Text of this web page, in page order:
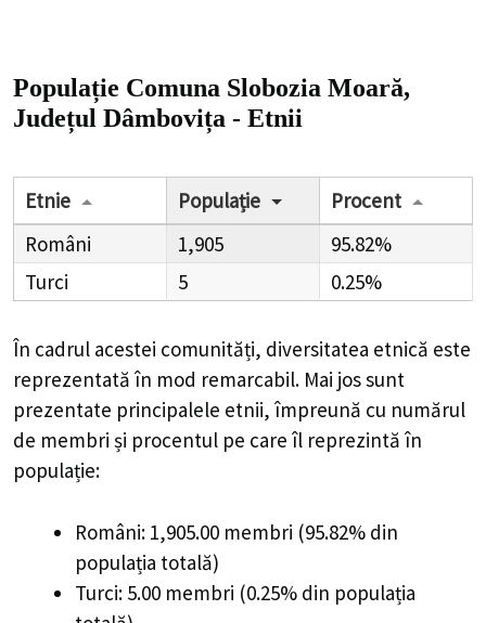
Populație Comuna Slobozia Moară,
Județul Dâmbovița - Etnii
Etnie Populație
Procent
Români
1,905
95.82%
Turci
5 0.25%
În cadrul acestei comunități, diversitatea etnică este
reprezentată în mod remarcabil. Mai jos sunt
prezentate principalele etnii, împreună cu numărul
de membri și procentul pe care îl reprezintă în
populație:
Români: 1,905.00 membri (95.82% din
populația totală)
Turci: 5.00 membri (0.25% din populația